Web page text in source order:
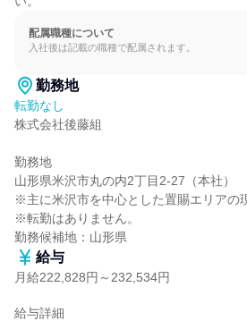
配属職種について
入社後は記載の職種で配属されます。
勤務地
転勤なし
株式会社後藤組
勤務地
山形県米沢市丸の内2丁目2-27（本社）
※主に米沢市を中心とした置賜エリアの
※転勤はありません。
勤務候補地：山形県
給与
月給222,828円～232,534円
給与詳細